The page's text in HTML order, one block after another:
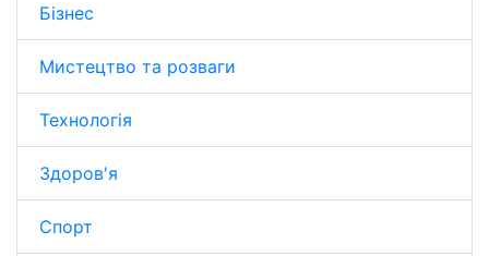
Бізнес
Мистецтво та розваги
Технологія
Здоров'я
Спорт